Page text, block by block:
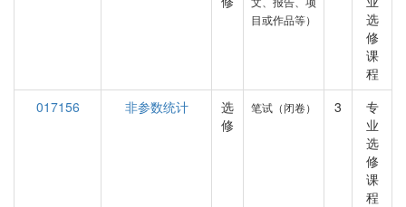
目或作品等）
选
修
课
程
017156
非参数统计
选
修
笔试（闭卷） 3
专
业
选
修
课
程